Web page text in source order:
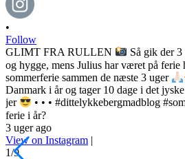
•
Follow
GLIMT FRA RULLEN
Så gik der
og hygge, mens Julius har været på ferie
sommerferie sammen de næste 3 uger
Danmark i år og tager 10 dage i det jyske
jer
• • • #dittelykkebergmadblog
ferie i år?
3 uger ago
View on Instagram |
1/9